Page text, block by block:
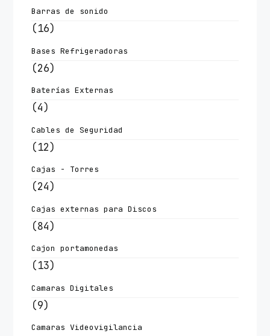
Barras de sonido
(16)
Bases Refrigeradoras
(26)
Baterías Externas
(4)
Cables de Seguridad
(12)
Cajas - Torres
(24)
Cajas externas para Discos
(84)
Cajon portamonedas
(13)
Camaras Digitales
(9)
Camaras Videovigilancia